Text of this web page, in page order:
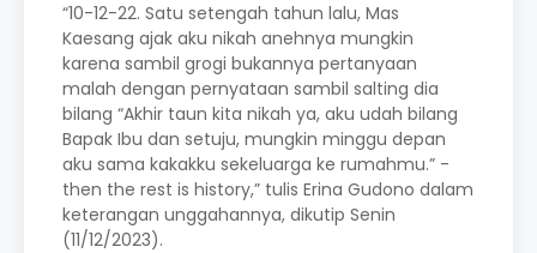
“10-12-22. Satu setengah tahun lalu, Mas
Kaesang ajak aku nikah anehnya mungkin
karena sambil grogi bukannya pertanyaan
malah dengan pernyataan sambil salting dia
bilang “Akhir taun kita nikah ya, aku udah bilang
Bapak Ibu dan setuju, mungkin minggu depan
aku sama kakakku sekeluarga ke rumahmu.” -
then the rest is history,” tulis Erina Gudono dalam
keterangan unggahannya, dikutip Senin
(11/12/2023).